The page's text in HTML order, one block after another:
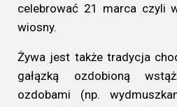
celebrować 21 marca czyli
wiosny.
Żywa jest także tradycja
gałązką ozdobioną
ozdobami (np.